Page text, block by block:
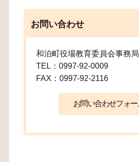
お問い合わせ
和泊町役場教育委員会事務局
TEL：0997-92-0009
FAX：0997-92-2116